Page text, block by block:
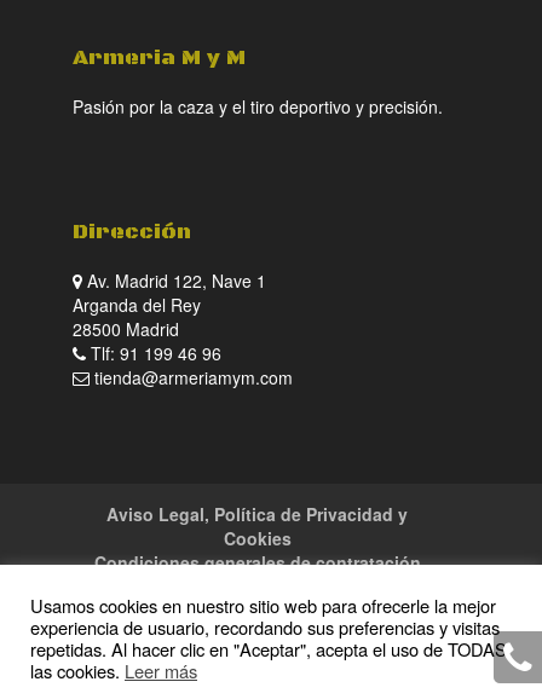
Armeria M y M
Pasión por la caza y el tiro deportivo y precisión.
Dirección
Av. Madrid 122, Nave 1
Arganda del Rey
28500 Madrid
Tlf: 91 199 46 96
tienda@armeriamym.com
Aviso Legal, Política de Privacidad y
Cookies
Condiciones generales de contratación
Usamos cookies en nuestro sitio web para ofrecerle la mejor
experiencia de usuario, recordando sus preferencias y visitas
repetidas. Al hacer clic en "Aceptar", acepta el uso de TODAS
las cookies. Leer más